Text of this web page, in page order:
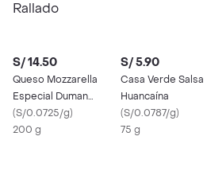
S/ 14.50
Queso Mozzarella
Especial Duman
Rallado
(S/0.0725/g)
200 g
S/ 5.90
Casa Verde Salsa
Huancaína
(S/0.0787/g)
75 g